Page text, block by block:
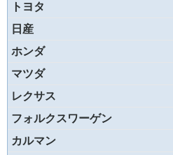
トヨタ
日産
ホンダ
マツダ
レクサス
フォルクスワーゲン
カルマン